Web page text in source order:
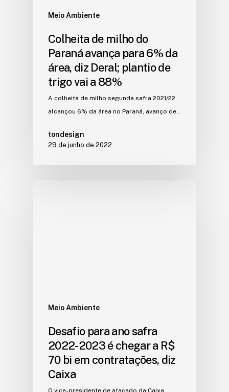
Meio Ambiente
Colheita de milho do
Paraná avança para 6% da
área, diz Deral; plantio de
trigo vai a 88%
A colheita de milho segunda safra 2021/22
alcançou 6% da área no Paraná, avanço de…
tondesign
29 de junho de 2022
Meio Ambiente
Desafio para ano safra
2022-2023 é chegar a R$
70 bi em contratações, diz
Caixa